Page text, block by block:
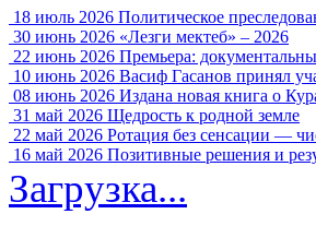
18 июль 2026 Политическое
30 июнь 2026 «Лезги мектеб» – 2026
22 июнь 2026 Премьера:
10 июнь 2026 Васиф Гасанов принял
08 июнь 2026 Издана новая книга о
31 май 2026 Щедрость к родной земле
22 май 2026 Ротация без сенсации —
16 май 2026 Позитивные решения и
Загрузка...